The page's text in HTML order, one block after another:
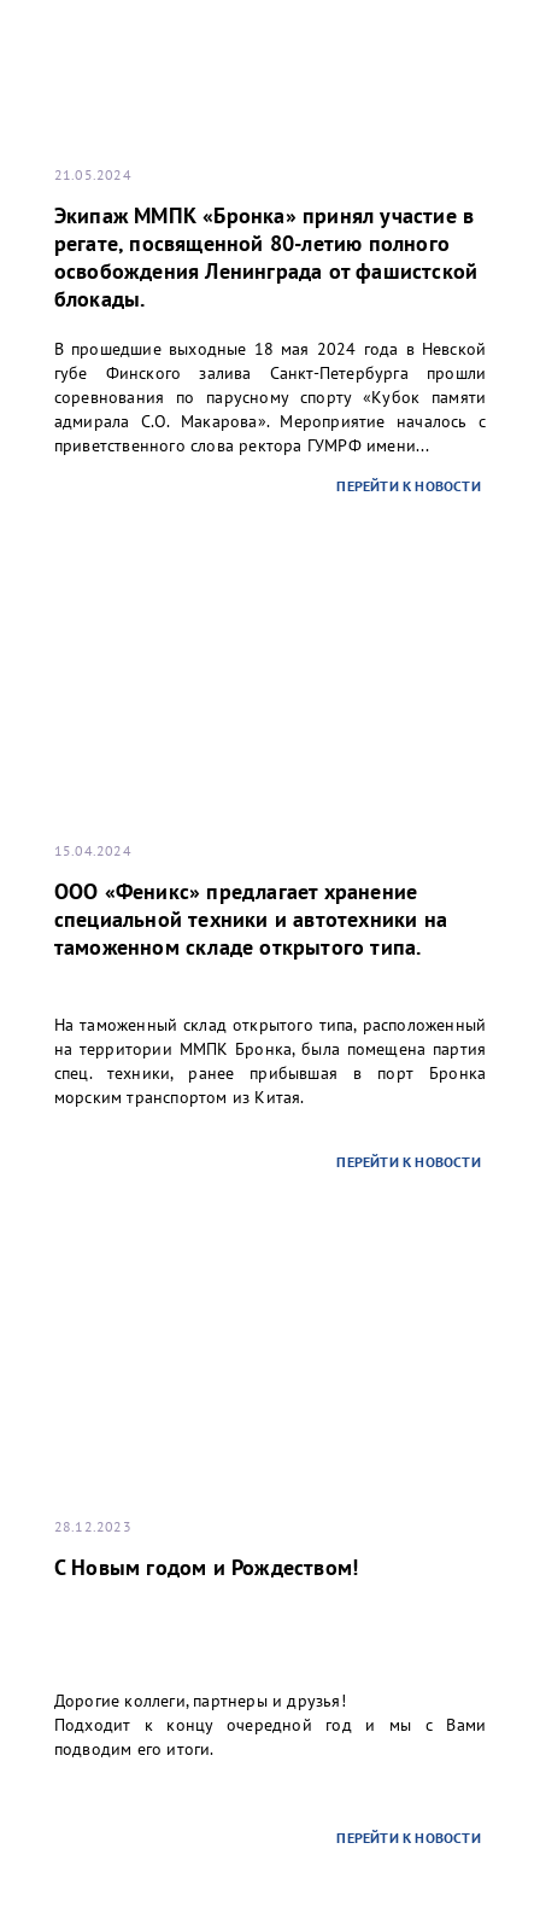
21.05.2024
Экипаж ММПК «Бронка» принял участие в
регате, посвященной 80-летию полного
освобождения Ленинграда от фашистской
блокады.
В прошедшие выходные 18 мая 2024 года в Невской
губе Финского залива Санкт-Петербурга прошли
соревнования по парусному спорту «Кубок памяти
адмирала С.О. Макарова». Мероприятие началось с
приветственного слова ректора ГУМРФ имени...
ПЕРЕЙТИ К НОВОСТИ
15.04.2024
ООО «Феникс» предлагает хранение
специальной техники и автотехники на
таможенном складе открытого типа.
На таможенный склад открытого типа, расположенный
на территории ММПК Бронка, была помещена партия
спец. техники, ранее прибывшая в порт Бронка
морским транспортом из Китая.
ПЕРЕЙТИ К НОВОСТИ
28.12.2023
С Новым годом и Рождеством!
Дорогие коллеги, партнеры и друзья!
Подходит к концу очередной год и мы с Вами
подводим его итоги.
ПЕРЕЙТИ К НОВОСТИ